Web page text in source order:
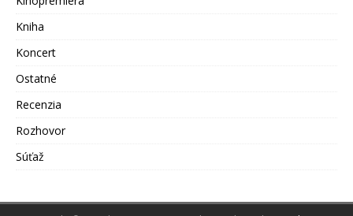
Kniha
Koncert
Ostatné
Recenzia
Rozhovor
Súťaž